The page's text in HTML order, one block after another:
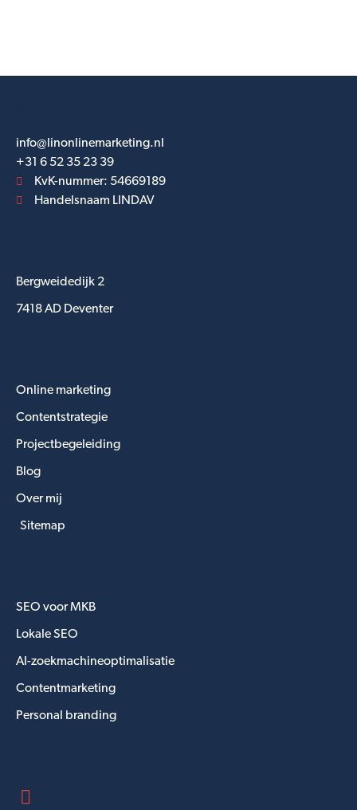
info@linonlinemarketing.nl
+31 6 52 35 23 39
KvK-nummer: 54669189
Handelsnaam LINDAV
Bergweidedijk 2
7418 AD Deventer
Online marketing
Contentstrategie
Projectbegeleiding
Blog
Over mij
Sitemap
SEO voor MKB
Lokale SEO
AI-zoekmachineoptimalisatie
Contentmarketing
Personal branding